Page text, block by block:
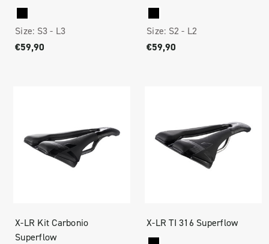
Size: S3 - L3
€59,90
Size: S2 - L2
€59,90
X-LR Kit Carbonio
Superflow
X-LR TI 316 Superflow